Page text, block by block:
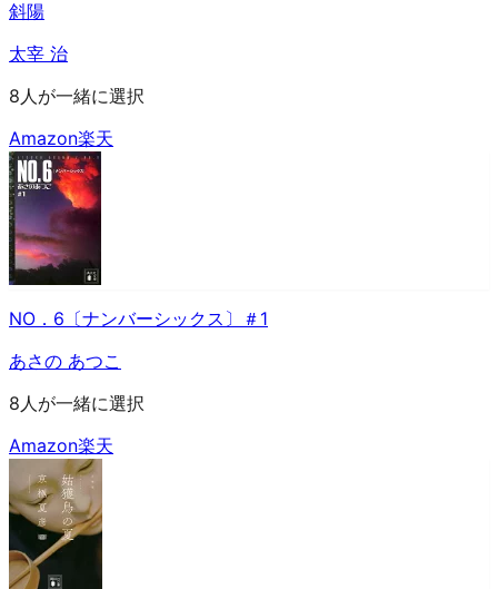
斜陽
太宰 治
8人が一緒に選択
Amazon楽天
NO．6〔ナンバーシックス〕＃1
あさの あつこ
8人が一緒に選択
Amazon楽天